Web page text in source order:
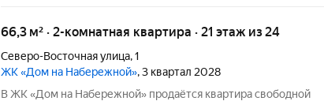
66,3 м² · 2-комнатная квартира · 21 этаж из 24
Северо-Восточная улица,1
ЖК «Дом на Набережной», 3 квартал 2028
В ЖК «Дом на Набережной» продаётся квартира свободной